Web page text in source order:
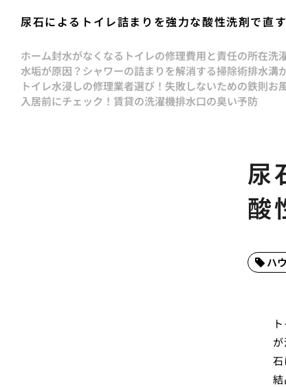
尿石によるトイレ詰まりを強力な酸性洗剤で直
ホーム封水がなくなるトイレの修理費用と責任の所在洗
水垢が原因？シャワーの詰まりを解消する掃除術排水溝
トイレ水浸しの修理業者選び！失敗しないための鉄則お
入居前にチェック！賃貸の洗濯機排水口の臭い予防
尿
酸
ハ